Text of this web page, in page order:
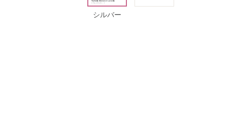
シルバー